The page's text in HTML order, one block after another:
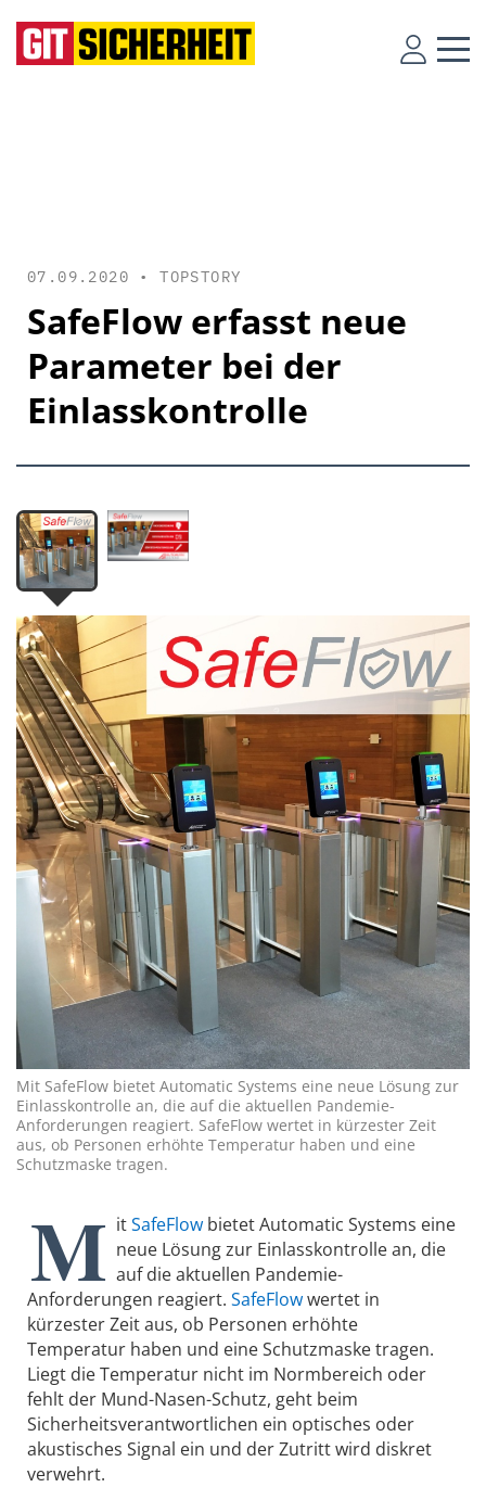
07.09.2020 •TOPSTORY
SafeFlow erfasst neue
Parameter bei der
Einlasskontrolle
Mit SafeFlow bietet Automatic Systems eine neue Lösung zur
Einlasskontrolle an, die auf die aktuellen Pandemie-
Anforderungen reagiert. SafeFlow wertet in kürzester Zeit
aus, ob Personen erhöhte Temperatur haben und eine
Schutzmaske tragen.
M itSafeFlow bietet Automatic Systems eine
neue Lösung zur Einlasskontrolle an, die
auf die aktuellen Pandemie-
Anforderungen reagiert. SafeFlowwertet in
kürzester Zeit aus, ob Personen erhöhte
Temperatur haben und eine Schutzmaske tragen.
Liegt die Temperatur nicht im Normbereich oder
fehlt der Mund-Nasen-Schutz, geht beim
Sicherheitsverantwortlichen ein optisches oder
akustisches Signal ein und der Zutritt wird diskret
verwehrt.